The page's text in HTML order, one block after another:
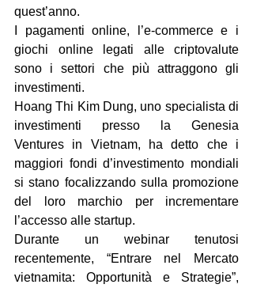
quest’anno.
I pagamenti online, l’e-commerce e i
giochi online legati alle criptovalute
sono i settori che più attraggono gli
investimenti.
Hoang Thi Kim Dung, uno specialista di
investimenti presso la Genesia
Ventures in Vietnam, ha detto che i
maggiori fondi d’investimento mondiali
si stano focalizzando sulla promozione
del loro marchio per incrementare
l’accesso alle startup.
Durante un webinar tenutosi
recentemente, “Entrare nel Mercato
vietnamita: Opportunità e Strategie”,